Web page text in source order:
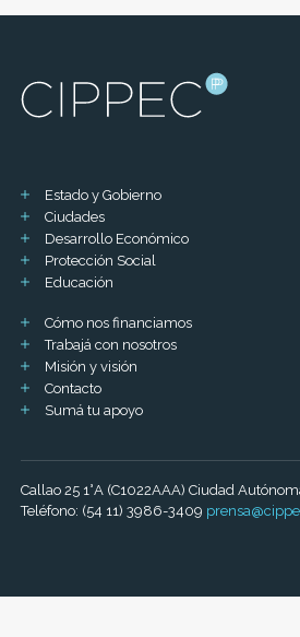
Estado y Gobierno
Ciudades
Desarrollo Económico
Protección Social
Educación
Cómo nos financiamos
Trabajá con nosotros
Misión y visión
Contacto
Sumá tu apoyo
Callao 25 1°A (C1022AAA) Ciudad
Teléfono: (54 11) 3986-3409